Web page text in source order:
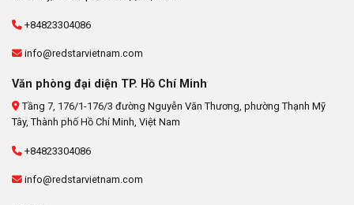
+84823304086
info@redstarvietnam.com
Văn phòng đại diện TP. Hồ Chí Minh
Tầng 7, 176/1-176/3 đường Nguyễn Văn Thương, phường Thạnh Mỹ
Tây, Thành phố Hồ Chí Minh, Việt Nam
+84823304086
info@redstarvietnam.com